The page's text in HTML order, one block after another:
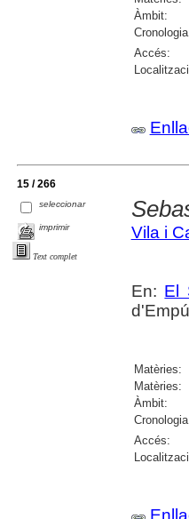
Àmbit:
Accés:
15 / 266
seleccionar
imprimir
Text complet
Vila i
En: El
Matèries:
Matèries:
Àmbit:
Accés: